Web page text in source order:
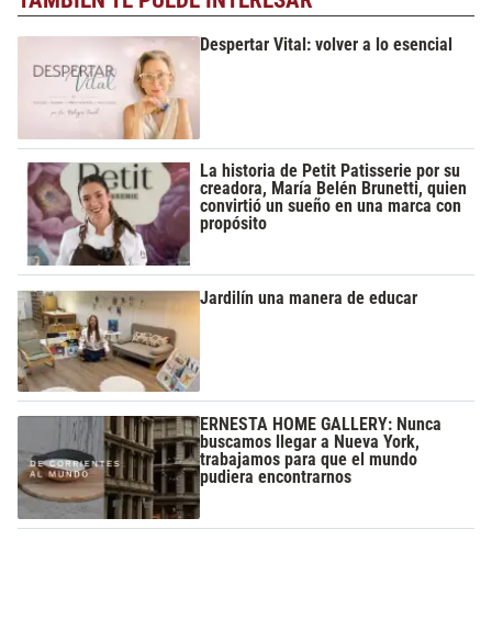
Despertar Vital: volver a lo esencial
La historia de Petit Patisserie por su
creadora, María Belén Brunetti, quien
convirtió un sueño en una marca con
propósito
Jardilín una manera de educar
ERNESTA HOME GALLERY: Nunca
buscamos llegar a Nueva York,
trabajamos para que el mundo
pudiera encontrarnos